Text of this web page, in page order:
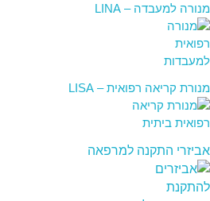
מנורה למעבדה – LINA
מנורת קריאה רפואית – LISA
אביזרי התקנה למרפאה